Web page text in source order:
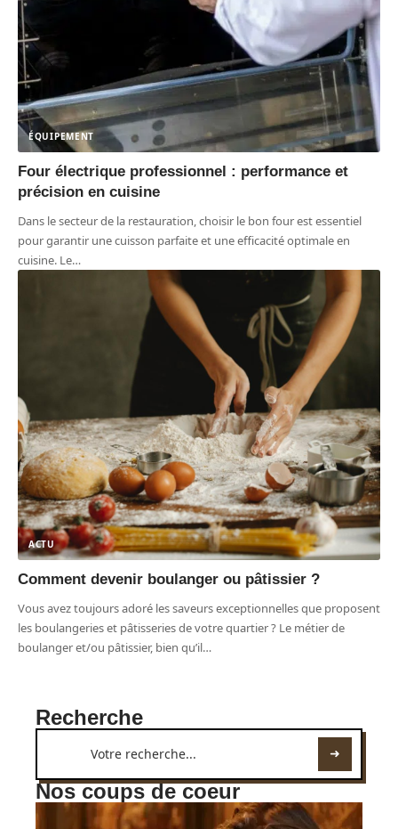
ÉQUIPEMENT
Four électrique professionnel : performance et
précision en cuisine
Dans le secteur de la restauration, choisir le bon four est essentiel
pour garantir une cuisson parfaite et une efficacité optimale en
cuisine. Le…
ACTU
Comment devenir boulanger ou pâtissier ?
Vous avez toujours adoré les saveurs exceptionnelles que proposent
les boulangeries et pâtisseries de votre quartier ? Le métier de
boulanger et/ou pâtissier, bien qu’il…
Recherche
Nos coups de coeur